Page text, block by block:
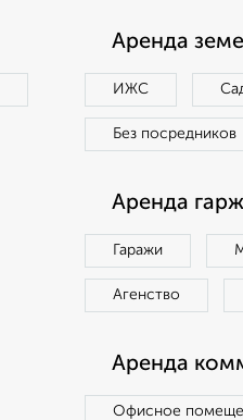
Аренда
ИЖС
Без посредников
Аренда
Гаражи
Агенство
Аренда
Офисное